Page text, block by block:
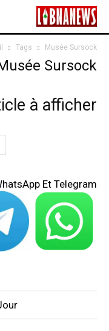
Tags Musée Sursock
Sursock
à afficher
Et Telegram